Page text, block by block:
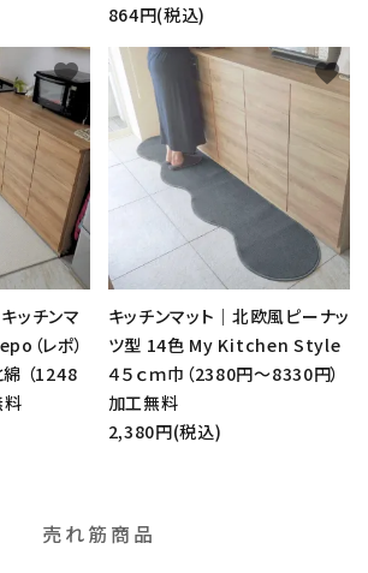
864円(税込)
ッチンマ
（レポ）
（1248
料
favorite
キッチンマット｜北欧風ピーナッ
ツ型 14色 My Kitchen Style
４５ｃｍ巾（2380円～8330円）
加工無料
2,380円(税込)
favorite
売れ筋商品